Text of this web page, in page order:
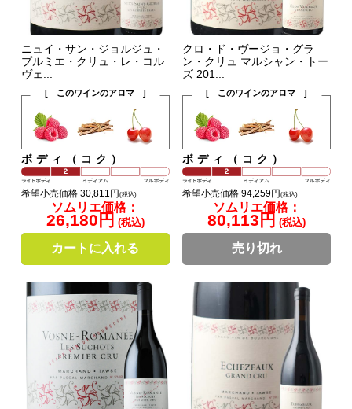
ニュイ・サン・ジョルジュ・
プルミエ・クリュ・レ・コル
ヴェ...
[ このワインのアロマ ]
ボディ（コク）
希望小売価格 30,811円 (税込)
ソムリエ価格：
26,180円 (税込)
カートに入れる
クロ・ド・ヴージョ・グラ
ン・クリュ マルシャン・トー
ズ 201...
[ このワインのアロマ ]
ボディ（コク）
希望小売価格 94,259円(税込)
ソムリエ価格：
80,113円 (税込)
売り切れ